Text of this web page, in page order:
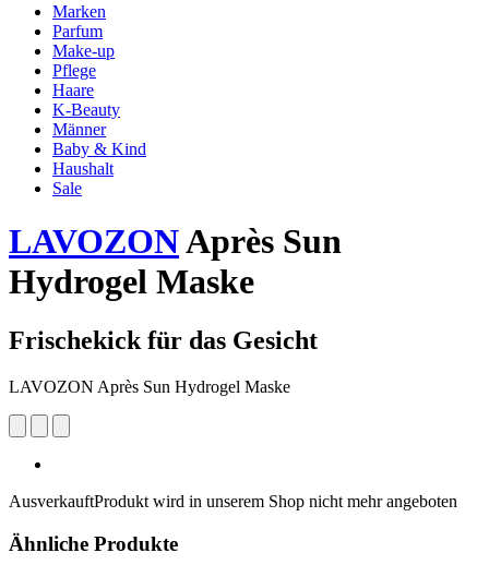
Marken
Parfum
Make-up
Pflege
Haare
K-Beauty
Männer
Baby & Kind
Haushalt
Sale
LAVOZONAprès Sun
Hydrogel Maske
Frischekick für das Gesicht
LAVOZON Après Sun Hydrogel Maske
AusverkauftProdukt wird in unserem Shop nicht mehr angeboten
Ähnliche Produkte